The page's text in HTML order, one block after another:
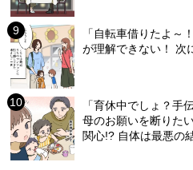
「自転車借りたよ～
が理解できない！ 次
「育休中でしょ？手
母のお願いを断りた
関心!? 自体は最悪の